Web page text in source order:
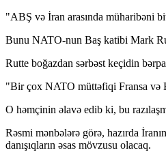
"ABŞ və İran arasında müharibəni
Bunu NATO-nun Baş katibi Mark
Rutte boğazdan sərbəst keçidin
"Bir çox NATO müttəfiqi Fransa və
O həmçinin əlavə edib ki, bu
Rəsmi mənbələrə görə, hazırda
danışıqların əsas mövzusu olacaq.